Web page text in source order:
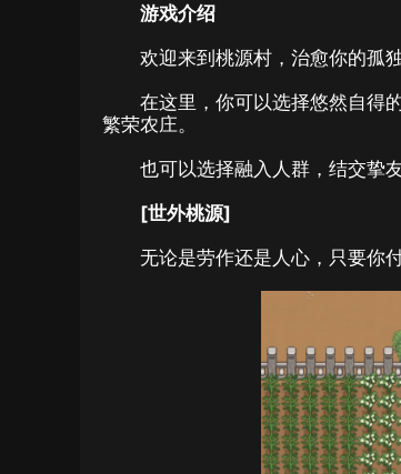
游戏介绍
欢迎来到桃源村，治愈你的孤独
在这里，你可以选择悠然自得
繁荣农庄。
也可以选择融入人群，结交挚
[世外桃源]
无论是劳作还是人心，只要你